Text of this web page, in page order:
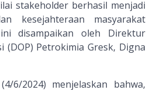
stakeholder berhasil menjadi
kesejahteraan masyarakat
disampaikan oleh Direktur
(DOP) Petrokimia Gresk, Digna
6/2024) menjelaskan bahwa,